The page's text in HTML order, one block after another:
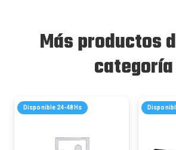
Más productos
categoría
Disponible 24-48Hs